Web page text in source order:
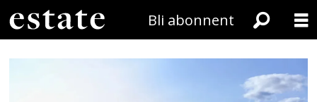
Bli abonnent